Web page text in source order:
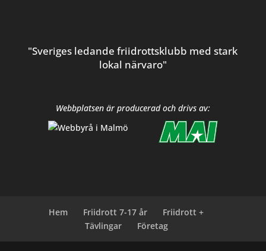
"Sveriges ledande friidrottsklubb med stark
lokal närvaro"
Webbplatsen är producerad och drivs av:
Hem Friidrott 7-17 år
Friidrott +
Tävlingar
Företag